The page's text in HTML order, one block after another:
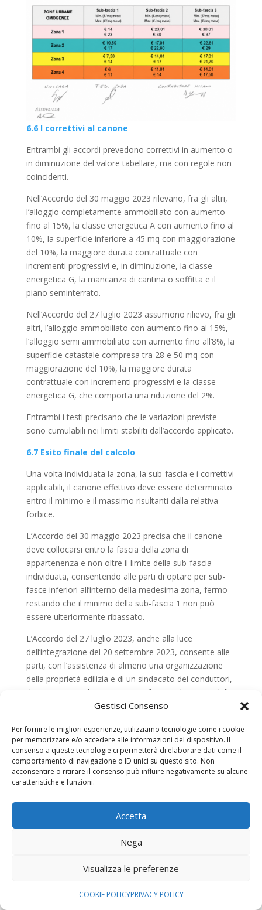
Gestisci Consenso
Per fornire le migliori esperienze, utilizziamo tecnologie come i cookie
per memorizzare e/o accedere alle informazioni del dispositivo. Il
consenso a queste tecnologie ci permetterà di elaborare dati come il
comportamento di navigazione o ID unici su questo sito. Non
acconsentire o ritirare il consenso può influire negativamente su alcune
caratteristiche e funzioni.
Accetta
Nega
Visualizza le preferenze
COOKIE POLICYPRIVACY POLICY
6.6 I correttivi al canone
Entrambi gli accordi prevedono correttivi in aumento o
in diminuzione del valore tabellare, ma con regole non
coincidenti.
Nell’Accordo del 30 maggio 2023 rilevano, fra gli altri,
l’alloggio completamente ammobiliato con aumento
fino al 15%, la classe energetica A con aumento fino al
10%, la superficie inferiore a 45 mq con maggiorazione
del 10%, la maggiore durata contrattuale con
incrementi progressivi e, in diminuzione, la classe
energetica G, la mancanza di cantina o soffitta e il
piano seminterrato.
Nell’Accordo del 27 luglio 2023 assumono rilievo, fra gli
altri, l’alloggio ammobiliato con aumento fino al 15%,
l’alloggio semi ammobiliato con aumento fino all’8%, la
superficie catastale compresa tra 28 e 50 mq con
maggiorazione del 10%, la maggiore durata
contrattuale con incrementi progressivi e la classe
energetica G, che comporta una riduzione del 2%.
Entrambi i testi precisano che le variazioni previste
sono cumulabili nei limiti stabiliti dall’accordo applicato.
6.7 Esito finale del calcolo
Una volta individuata la zona, la sub-fascia e i correttivi
applicabili, il canone effettivo deve essere determinato
entro il minimo e il massimo risultanti dalla relativa
forbice.
L’Accordo del 30 maggio 2023 precisa che il canone
deve collocarsi entro la fascia della zona di
appartenenza e non oltre il limite della sub-fascia
individuata, consentendo alle parti di optare per sub-
fasce inferiori all’interno della medesima zona, fermo
restando che il minimo della sub-fascia 1 non può
essere ulteriormente ribassato.
L’Accordo del 27 luglio 2023, anche alla luce
dell’integrazione del 20 settembre 2023, consente alle
parti, con l’assistenza di almeno una organizzazione
della proprietà edilizia e di un sindacato dei conduttori,
di convenire anche un canone inferiore al minimo della
zona di riferimento.
Solo dopo aver completato i passaggi sopra indicati è
possibile determinare il canone effettivo.
Tale canone deve collocarsi entro il minimo e il
massimo risultanti dalla tabella applicabile, salvo le
necessità che il contratto e l’attestazione richiamino
esattamente l’accordo cui il calcolo si riferisce.
6.8 Aggiornamento ISTAT e attestazione
essere aggiornato annualmente nella misura massima
caso di opzione per la cedolare secca l’aggiornamento